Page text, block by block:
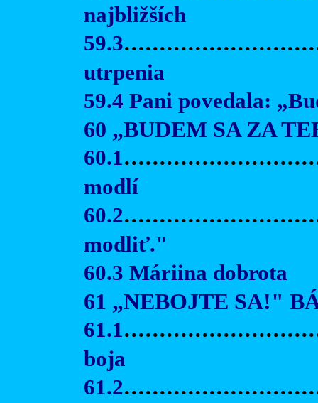
najbližších
59.3
utrpenia
59.4 Pani povedala:
60 „BUDEM SA ZA
60.1
modlí
60.2
modliť."
60.3 Máriina dobrota
61 „NEBOJTE SA!"
61.1
boja
61.2